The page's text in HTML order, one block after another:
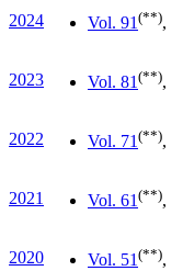
2024 Vol. 91 (**),
2023 Vol. 81 (**),
2022 Vol. 71 (**),
2021 Vol. 61 (**),
2020 Vol. 51 (**),